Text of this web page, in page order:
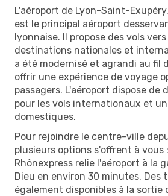
L'aéroport de Lyon-Saint-
est le principal aéroport
lyonnaise. Il propose des vols
destinations nationales et
a été modernisé et agrandi au fil
offrir une expérience de voyage
passagers. L'aéroport dispose de
pour les vols internationaux et
domestiques.
Pour rejoindre le centre-ville
plusieurs options s'offrent à vous
Rhônexpress relie l'aéroport à la
Dieu en environ 30 minutes. Des
également disponibles à la sortie